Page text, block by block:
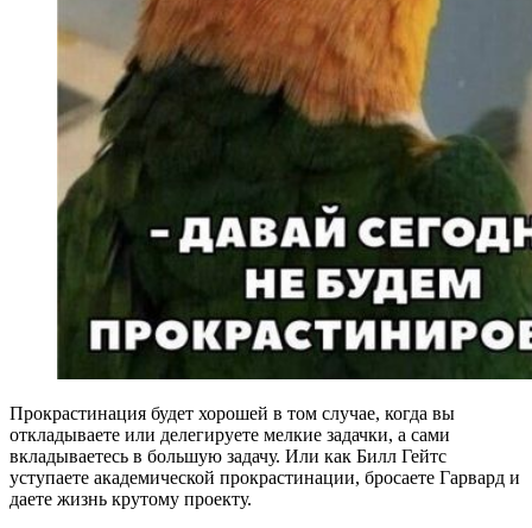
Прокрастинация будет хорошей в том случае, когда вы
откладываете или делегируете мелкие задачки, а сами
вкладываетесь в большую задачу. Или как Билл Гейтс
уступаете академической прокрастинации, бросаете Гарвард и
даете жизнь крутому проекту.